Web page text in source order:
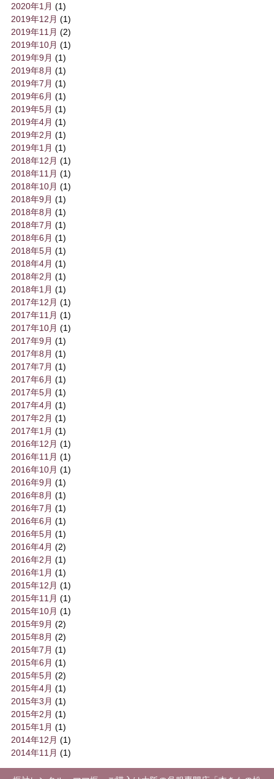
2020年1月 (1)
2019年12月 (1)
2019年11月 (2)
2019年10月 (1)
2019年9月 (1)
2019年8月 (1)
2019年7月 (1)
2019年6月 (1)
2019年5月 (1)
2019年4月 (1)
2019年2月 (1)
2019年1月 (1)
2018年12月 (1)
2018年11月 (1)
2018年10月 (1)
2018年9月 (1)
2018年8月 (1)
2018年7月 (1)
2018年6月 (1)
2018年5月 (1)
2018年4月 (1)
2018年2月 (1)
2018年1月 (1)
2017年12月 (1)
2017年11月 (1)
2017年10月 (1)
2017年9月 (1)
2017年8月 (1)
2017年7月 (1)
2017年6月 (1)
2017年5月 (1)
2017年4月 (1)
2017年2月 (1)
2017年1月 (1)
2016年12月 (1)
2016年11月 (1)
2016年10月 (1)
2016年9月 (1)
2016年8月 (1)
2016年7月 (1)
2016年6月 (1)
2016年5月 (1)
2016年4月 (2)
2016年2月 (1)
2016年1月 (1)
2015年12月 (1)
2015年11月 (1)
2015年10月 (1)
2015年9月 (2)
2015年8月 (2)
2015年7月 (1)
2015年6月 (1)
2015年5月 (2)
2015年4月 (1)
2015年3月 (1)
2015年2月 (1)
2015年1月 (1)
2014年12月 (1)
2014年11月 (1)